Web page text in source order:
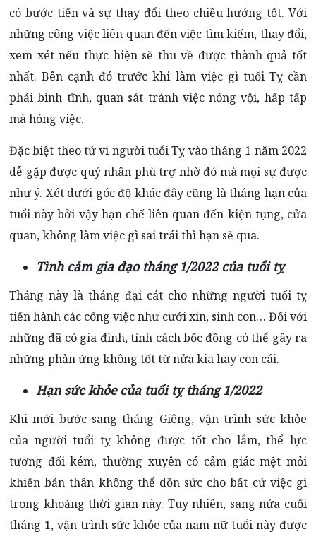
có bước tiến và sự thay đổi theo chiều hướng tốt. Với
những công việc liên quan đến việc tìm kiếm, thay đổi,
xem xét nếu thực hiện sẽ thu về được thành quả tốt
nhất. Bên cạnh đó trước khi làm việc gì tuổi Tỵ cần
phải bình tĩnh, quan sát tránh việc nóng vội, hấp tấp
mà hỏng việc.
Đặc biệt theo tử vi người tuổi Tỵ vào tháng 1 năm 2022
dễ gặp được quý nhân phù trợ nhờ đó mà mọi sự được
như ý. Xét dưới góc độ khác đây cũng là tháng hạn của
tuổi này bởi vậy hạn chế liên quan đến kiện tụng, cửa
quan, không làm việc gì sai trái thì hạn sẽ qua.
Tình cảm gia đạo tháng 1/2022 của tuổi tỵ
Tháng này là tháng đại cát cho những người tuổi tỵ
tiến hành các công việc như cưới xin, sinh con… Đối với
những đã có gia đình, tính cách bốc đồng có thể gây ra
những phản ứng không tốt từ nửa kia hay con cái.
Hạn sức khỏe của tuổi tỵ tháng 1/2022
Khi mới bước sang tháng Giêng, vận trình sức khỏe
của người tuổi tỵ không được tốt cho lắm, thể lực
tương đối kém, thường xuyên có cảm giác mệt mỏi
khiến bản thân không thể dồn sức cho bất cứ việc gì
trong khoảng thời gian này. Tuy nhiên, sang nửa cuối
tháng 1, vận trình sức khỏe của nam nữ tuổi này được